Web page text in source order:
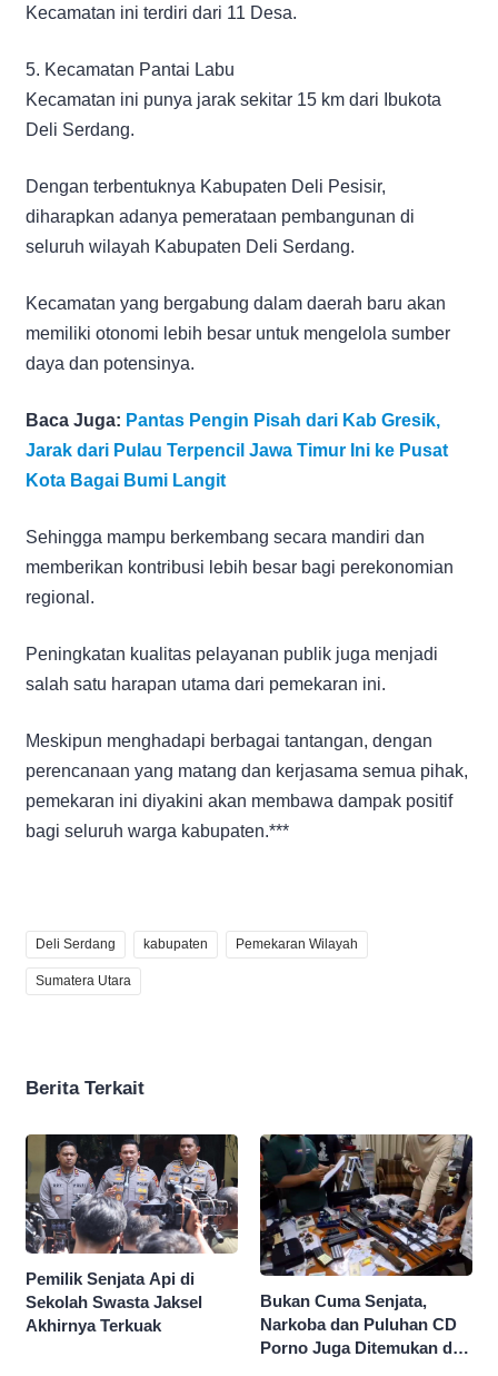
Kecamatan ini terdiri dari 11 Desa.
5. Kecamatan Pantai Labu
Kecamatan ini punya jarak sekitar 15 km dari Ibukota
Deli Serdang.
Dengan terbentuknya Kabupaten Deli Pesisir,
diharapkan adanya pemerataan pembangunan di
seluruh wilayah Kabupaten Deli Serdang.
Kecamatan yang bergabung dalam daerah baru akan
memiliki otonomi lebih besar untuk mengelola sumber
daya dan potensinya.
Baca Juga: Pantas Pengin Pisah dari Kab Gresik,
Jarak dari Pulau Terpencil Jawa Timur Ini ke Pusat
Kota Bagai Bumi Langit
Sehingga mampu berkembang secara mandiri dan
memberikan kontribusi lebih besar bagi perekonomian
regional.
Peningkatan kualitas pelayanan publik juga menjadi
salah satu harapan utama dari pemekaran ini.
Meskipun menghadapi berbagai tantangan, dengan
perencanaan yang matang dan kerjasama semua pihak,
pemekaran ini diyakini akan membawa dampak positif
bagi seluruh warga kabupaten.***
Deli Serdang kabupaten Pemekaran Wilayah
Sumatera Utara
Berita Terkait
Pemilik Senjata Api di
Sekolah Swasta Jaksel
Akhirnya Terkuak
Bukan Cuma Senjata,
Narkoba dan Puluhan CD
Porno Juga Ditemukan di